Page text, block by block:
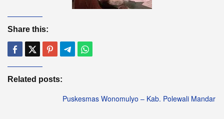
Share this:
Related posts:
Puskesmas Wonomulyo – Kab. Polewali Mandar